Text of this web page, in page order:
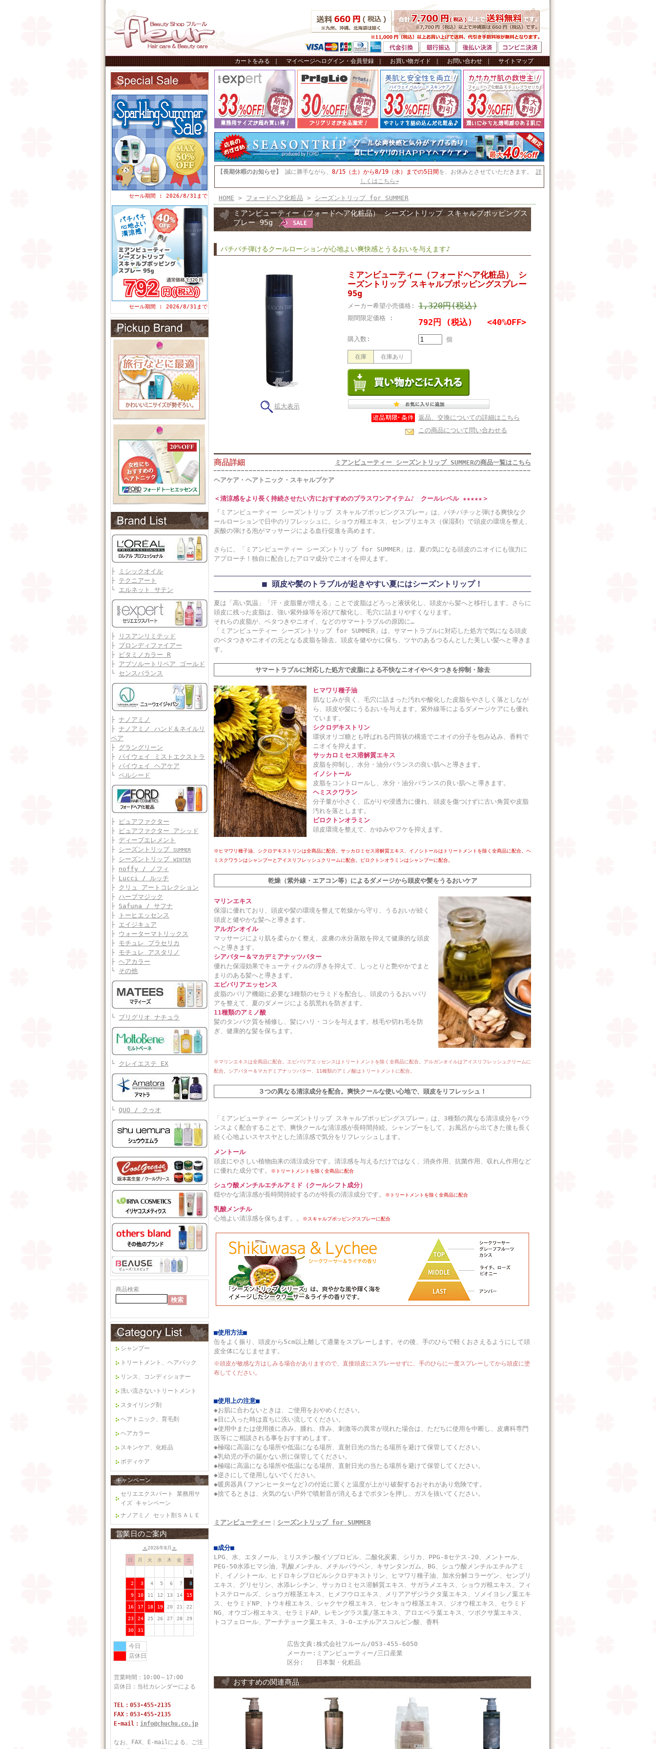
カートをみる｜ マイページへログイン・会員登録｜ お買い物ガイド｜ お問い合わせ｜ サイトマップ
セール期間 : 2026/8/31まで
セール期間 : 2026/8/31まで
├
ミシックオイル
├ テクニアート
└ エルネット サテン
├
リスアンリミテッド
├ ブロンディファイアー
├
ビタミノカラー R
├ アブソルートリペア ゴールド
└ センスバランス
├ ナノアミノ
├ ナノアミノ ハンド＆ネイルリ
ペア
├ グラングリーン
├ パイウェイ ミストエクストラ
├ パイウェイ ヘアケア
└ ペルシード
├
ピュアファクター
├
ピュアファクター アシッド
├ ディープエレメント
├ シーズントリップ SUMMER
├ シーズントリップ WINTER
├ noffy / ノフィ
├ Lucci / ルッチ
├ クリュ アートコレクション
├ ハーブマジック
├ Safuna / サフナ
├
トーヒエッセンス
├ エイジキュア
├ ウォーターマトリックス
├ モチュレ プラセリカ
├ モチュレ アスタリノ
├ ヘアカラー
└ その他
└ プリグリオ ナチュラ
└ クレイエステ EX
└ QUO / クゥオ
商品検索
シャンプー
トリートメント、ヘアパック
リンス、コンディショナー
洗い流さないトリートメント
スタイリング剤
ヘアトニック、育毛剤
ヘアカラー
スキンケア、化粧品
ボディケア
キャンペーン
セリエエクスパート 業務用サ
イズ キャンペーン
ナノアミノ セット割ＳＡＬＥ
営業日のご案内
＜ 2026年8月 ＞
日 月 火 水 木 金 土
1
2 3 4 5 6 7 8
9 10 11 12 13 14 15
16 17 18 19 20 21 22
23 24 25 26 27 28 29
30 31
今日
店休日
営業時間：10:00～17:00
店休日：当社カレンダーによる
TEL：053-455-2135
FAX：053-455-2135
E-mail： info@chuchu.co.jp
なお、FAX、E-mailによる、ご注
【長期休暇のお知らせ】 誠に勝手ながら、 8/15（土）から8/19（水）までの5日間を、お休みとさせていただきます。 詳
しくはこちら→
HOME > フォードヘア化粧品 > シーズントリップ for SUMMER
ミアンビューティー（フォードヘア化粧品） シーズントリップ スキャルプポッピングス
プレー 95g
パチパチ弾けるクールローションが心地よい爽快感とうるおいを与えます♪
拡大表示
ミアンビューティー（フォードヘア化粧品） シ
ーズントリップ スキャルプポッピングスプレー
95g
メーカー希望小売価格: 1,320円(税込)
期間限定価格 : 792円 (税込) <40%OFF>
購入数: 個
在庫 在庫あり
返品、交換についての詳細はこちら
この商品について問い合わせる
商品詳細 ミアンビューティー シーズントリップ SUMMERの商品一覧はこちら
ヘアケア・ヘアトニック・スキャルプケア
＜清涼感をより長く持続させたい方におすすめのプラスワンアイテム♪ クールレベル ★★★★★＞
『ミアンビューティー シーズントリップ スキャルプポッピングスプレー』は、パチパチッと弾ける爽快なク
ールローションで日中のリフレッシュに。ショウガ根エキス、センブリエキス（保湿剤）で頭皮の環境を整え、
炭酸の弾ける泡がマッサージによる血行促進を高めます。
さらに、「ミアンビューティー シーズントリップ for SUMMER」は、夏の気になる頭皮のニオイにも強力に
アプローチ！独自に配合したアロマ成分でニオイを抑えます。
■ 頭皮や髪のトラブルが起きやすい夏にはシーズントリップ！
夏は「高い気温」「汗・皮脂量が増える」ことで皮脂はどろっと液状化し、頭皮から髪へと移行します。さらに
頭皮に残った皮脂は、強い紫外線等を浴びて酸化し、毛穴に詰まりやすくなります。
それらの皮脂が、ベタつきやニオイ、などのサマートラブルの原因に…
「ミアンビューティー シーズントリップ for SUMMER」は、サマートラブルに対応した処方で気になる頭皮
のベタつきやニオイの元となる皮脂を除去。頭皮を健やかに保ち、ツヤのあるつるんとした美しい髪へと導きま
す。
サマートラブルに対応した処方で皮脂による不快なニオイやベタつきを抑制・除去
ヒマワリ種子油
肌なじみが良く、毛穴に詰まった汚れや酸化した皮脂をやさしく落としなが
ら、頭皮や髪にうるおいを与えます。紫外線等によるダメージケアにも優れ
ています。
シクロデキストリン
環状オリゴ糖とも呼ばれる円筒状の構造でニオイの分子を包み込み、香料で
ニオイを抑えます。
サッカロミセス溶解質エキス
皮脂を抑制し、水分・油分バランスの良い肌へと導きます。
イノシトール
皮脂をコントロールし、水分・油分バランスの良い肌へと導きます。
ヘミスクワラン
分子量が小さく、広がりや浸透力に優れ、頭皮を傷つけずに古い角質や皮脂
汚れを落とします。
ピロクトンオラミン
頭皮環境を整えて、かゆみやフケを抑えます。
※ヒマワリ種子油、シクロデキストリンは全商品に配合。サッカロミセス溶解質エキス、イノシトールはトリートメントを除く全商品に配合。ヘ
ミスクワランはシャンプーとアイスリフレッシュクリームに配合。ピロクトンオラミンはシャンプーに配合。
乾燥（紫外線・エアコン等）によるダメージから頭皮や髪をうるおいケア
マリンエキス
保湿に優れており、頭皮や髪の環境を整えて乾燥から守り、うるおいが続く
頭皮と健やかな髪へと導きます。
アルガンオイル
マッサージにより肌を柔らかく整え、皮膚の水分蒸散を抑えて健康的な頭皮
へと導きます。
シアバター＆マカデミアナッツバター
優れた保湿効果でキューティクルの浮きを抑えて、しっとりと艶やかでまと
まりのある髪へと導きます。
エピバリアエッセンス
皮脂のバリア機能に必要な3種類のセラミドを配合し、頭皮のうるおいバリ
アを整えて、夏のダメージによる肌荒れを防ぎます。
11種類のアミノ酸
髪のタンパク質を補修し、髪にハリ・コシを与えます。枝毛や切れ毛を防
ぎ、健康的な髪を保ちます。
※マリンエキスは全商品に配合。エピバリアエッセンスはトリートメントを除く全商品に配合。アルガンオイルはアイスリフレッシュクリームに
配合。シアバター＆マカデミアナッツバター、11種類のアミノ酸はトリートメントに配合。
３つの異なる清涼成分を配合。爽快クールな使い心地で、頭皮をリフレッシュ！
「ミアンビューティー シーズントリップ スキャルプポッピングスプレー」は、3種類の異なる清涼成分をバラ
ンスよく配合することで、爽快クールな清涼感が長時間持続。シャンプーをして、お風呂から出てきた後も長く
続く心地よいスヤスヤとした清涼感で気分をリフレッシュします。
メントール
頭皮にやさしい植物由来の清涼成分です。清涼感を与えるだけではなく、消炎作用、抗菌作用、収れん作用など
に優れた成分です。
※トリートメントを除く全商品に配合
シュウ酸メンチルエチルアミド（クールシフト成分）
穏やかな清涼感が長時間持続するのが特長の清涼成分です。
※トリートメントを除く全商品に配合
乳酸メンチル
心地よい清涼感を保ちます。。
※スキャルプポッピングスプレーに配合
■使用方法■
缶をよく振り、頭皮から5cm以上離して適量をスプレーします。その後、手のひらで軽くおさえるようにして頭
皮全体になじませます。
※頭皮が敏感な方はしみる場合がありますので、直接頭皮にスプレーせずに、手のひらに一度スプレーしてから頭皮に塗
布してください。
■使用上の注意■
◆お肌に合わないときは、ご使用をおやめください。
◆目に入った時は直ちに洗い流してください。
◆使用中または使用後に赤み、腫れ、痒み、刺激等の異常が現れた場合は、ただちに使用を中断し、皮膚科専門
医等にご相談される事をおすすめします。
◆極端に高温になる場所や低温になる場所、直射日光の当たる場所を避けて保管してください。
◆乳幼児の手の届かない所に保管してください。
◆極端に高温になる場所や低温になる場所、直射日光の当たる場所を避けて保管してください。
◆逆さにして使用しないでください。
◆暖房器具(ファンヒーターなど)の付近に置くと温度が上がり破裂するおそれがあり危険です。
◆捨てるときは、火気のない戸外で噴射音が消えるまでボタンを押し、ガスを抜いてください。
ミアンビューティー ｜ シーズントリップ for SUMMER
■成分■
LPG、水、エタノール、ミリスチン酸イソプロピル、二酸化炭素、シリカ、PPG-8セテス-20、メントール、
PEG-50水添ヒマシ油、乳酸メンチル、メチルパラベン、キサンタンガム、BG、シュウ酸メンチルエチルアミ
ド、イノシトール、ヒドロキシプロピルシクロデキストリン、ヒマワリ種子油、加水分解コラーゲン、センブリ
エキス、グリセリン、水添レシチン、サッカロミセス溶解質エキス、サガラメエキス、ショウガ根エキス、フィ
トステロールズ、ショウガ根茎エキス、ヒメフウロエキス、メリアアザジラクタ葉エキス、ソメイヨシノ葉エキ
ス、セラミドNP、トウキ根エキス、シャクヤク根エキス、センキョウ根茎エキス、ジオウ根エキス、セラミド
NG、オウゴン根エキス、セラミドAP、レモングラス葉/茎エキス、アロエベラ葉エキス、ツボクサ葉エキス、
トコフェロール、アーチテョーク葉エキス、3-0-エチルアスコルビン酸、香料
広告文責: 株式会社フルール/053-455-6050
メーカー: ミアンビューティー/三口産業
区分:
日本製・化粧品
おすすめの関連商品